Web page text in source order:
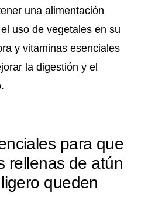
una alimentación
uso de vegetales en su
y vitaminas esenciales
la digestión y el
para que
rellenas de atún
queden